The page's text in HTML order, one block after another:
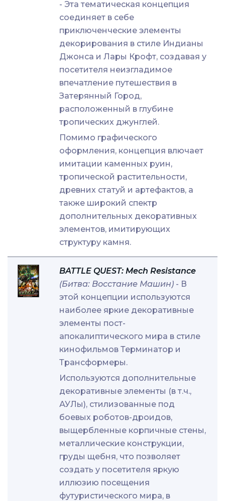
- Эта тематическая концепция
соединяет в себе
приключенческие элементы
декорирования в стиле Индианы
Джонса и Лары Крофт, создавая у
посетителя неизгладимое
впечатление путешествия в
Затерянный Город,
расположенный в глубине
тропических джунглей.
Помимо графического
оформления, концепция влючает
имитации каменных руин,
тропической растительности,
древних статуй и артефактов, а
также широкий спектр
дополнительных декоративных
элементов, имитирующих
структуру камня.
BATTLE QUEST: Mech Resistance
(Битва: Восстание Машин) - В
этой концепции используются
наиболее яркие декоративные
элементы пост-
апокалиптического мира в стиле
кинофильмов Терминатор и
Трансформеры.
Используются дополнительные
декоративные элементы (в т.ч.,
АУЛы), стилизованные под
боевых роботов-дроидов,
выщербленные корпичные стены,
металлические конструкции,
груды щебня, что позволяет
создать у посетителя яркую
иллюзию посещения
футуристического мира, в